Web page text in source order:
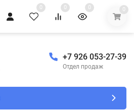
0 0 0 0
+7 926 053-27-39
Отдел продаж